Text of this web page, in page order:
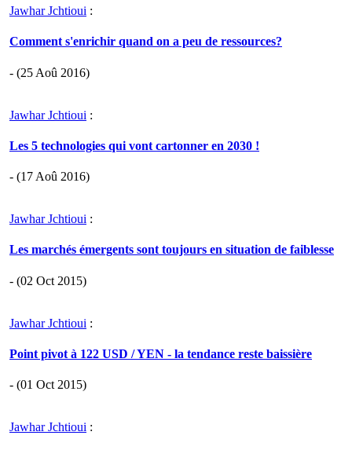
Jawhar Jchtioui :
Comment s'enrichir quand on a peu de ressources?
- (25 Aoû 2016)
Jawhar Jchtioui :
Les 5 technologies qui vont cartonner en 2030 !
- (17 Aoû 2016)
Jawhar Jchtioui :
Les marchés émergents sont toujours en situation de faiblesse
- (02 Oct 2015)
Jawhar Jchtioui :
Point pivot à 122 USD / YEN - la tendance reste baissière
- (01 Oct 2015)
Jawhar Jchtioui :